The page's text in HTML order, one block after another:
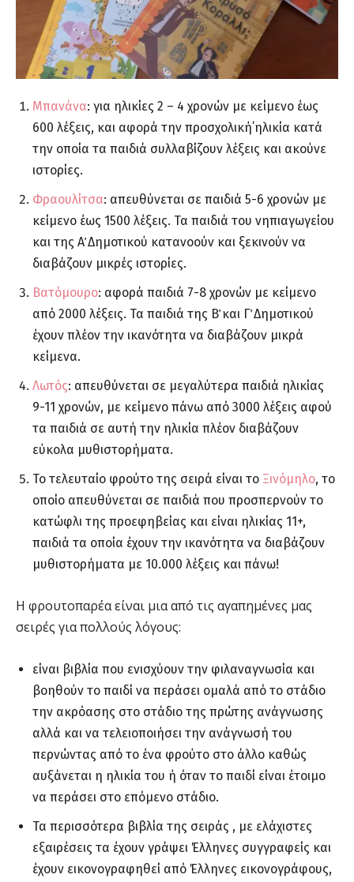
Μπανάνα: για ηλικίες 2 – 4 χρονών με κείμενο έως
600 λέξεις, και αφορά την προσχολική΄ηλικία κατά
την οποία τα παιδιά συλλαβίζουν λέξεις και ακούνε
ιστορίες.
Φραουλίτσα: απευθύνεται σε παιδιά 5-6 χρονών με
κείμενο έως 1500 λέξεις. Τα παιδιά του νηπιαγωγείου
και της Α΄ Δημοτικού κατανοούν και ξεκινούν να
διαβάζουν μικρές ιστορίες.
Βατόμουρο: αφορά παιδιά 7-8 χρονών με κείμενο
από 2000 λέξεις. Τα παιδιά της Β΄ και Γ΄ Δημοτικού
έχουν πλέον την ικανότητα να διαβάζουν μικρά
κείμενα.
Λωτός: απευθύνεται σε μεγαλύτερα παιδιά ηλικίας
9-11 χρονών, με κείμενο πάνω από 3000 λέξεις αφού
τα παιδιά σε αυτή την ηλικία πλέον διαβάζουν
εύκολα μυθιστορήματα.
Το τελευταίο φρούτο της σειρά είναι το Ξινόμηλο, το
οποίο απευθύνεται σε παιδιά που προσπερνούν το
κατώφλι της προεφηβείας και είναι ηλικίας 11+,
παιδιά τα οποία έχουν την ικανότητα να διαβάζουν
μυθιστορήματα με 10.000 λέξεις και πάνω!
Η φρουτοπαρέα είναι μια από τις αγαπημένες μας
σειρές για πολλούς λόγους:
είναι βιβλία που ενισχύουν την φιλαναγνωσία και
βοηθούν το παιδί να περάσει ομαλά από το στάδιο
την ακρόασης στο στάδιο της πρώτης ανάγνωσης
αλλά και να τελειοποιήσει την ανάγνωσή του
περνώντας από το ένα φρούτο στο άλλο καθώς
αυξάνεται η ηλικία του ή όταν το παιδί είναι έτοιμο
να περάσει στο επόμενο στάδιο.
Τα περισσότερα βιβλία της σειράς , με ελάχιστες
εξαιρέσεις τα έχουν γράψει Έλληνες συγγραφείς και
έχουν εικονογραφηθεί από Έλληνες εικονογράφους,